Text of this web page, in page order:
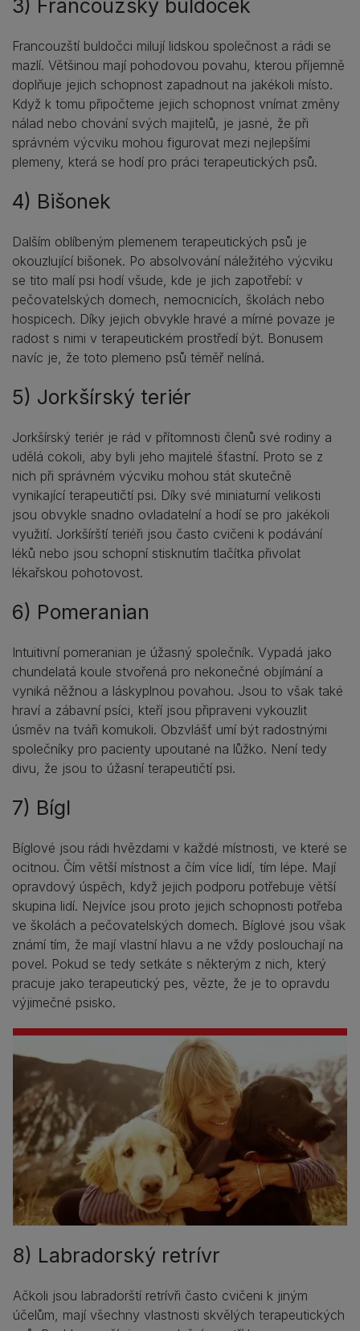
3) Francouzský buldoček
Francouzští buldočci milují lidskou společnost a rádi se
mazlí. Většinou mají pohodovou povahu, kterou příjemně
doplňuje jejich schopnost zapadnout na jakékoli místo.
Když k tomu připočteme jejich schopnost vnímat změny
nálad nebo chování svých majitelů, je jasné, že při
správném výcviku mohou figurovat mezi nejlepšími
plemeny, která se hodí pro práci terapeutických psů.
4) Bišonek
Dalším oblíbeným plemenem terapeutických psů je
okouzlující bišonek. Po absolvování náležitého výcviku
se tito malí psi hodí všude, kde je jich zapotřebí: v
pečovatelských domech, nemocnicích, školách nebo
hospicech. Díky jejich obvykle hravé a mírné povaze je
radost s nimi v terapeutickém prostředí být. Bonusem
navíc je, že toto plemeno psů téměř nelíná.
5) Jorkšírský teriér
Jorkšírský teriér je rád v přítomnosti členů své rodiny a
udělá cokoli, aby byli jeho majitelé šťastní. Proto se z
nich při správném výcviku mohou stát skutečně
vynikající terapeutičtí psi. Díky své miniaturní velikosti
jsou obvykle snadno ovladatelní a hodí se pro jakékoli
využití. Jorkšírští teriéři jsou často cvičeni k podávání
léků nebo jsou schopní stisknutím tlačítka přivolat
lékařskou pohotovost.
6) Pomeranian
Intuitivní pomeranian je úžasný společník. Vypadá jako
chundelatá koule stvořená pro nekonečné objímání a
vyniká něžnou a láskyplnou povahou. Jsou to však také
hraví a zábavní psíci, kteří jsou připraveni vykouzlit
úsměv na tváři komukoli. Obzvlášť umí být radostnými
společníky pro pacienty upoutané na lůžko. Není tedy
divu, že jsou to úžasní terapeutičtí psi.
7) Bígl
Bíglové jsou rádi hvězdami v každé místnosti, ve které se
ocitnou. Čím větší místnost a čím více lidí, tím lépe. Mají
opravdový úspěch, když jejich podporu potřebuje větší
skupina lidí. Nejvíce jsou proto jejich schopnosti potřeba
ve školách a pečovatelských domech. Bíglové jsou však
známí tím, že mají vlastní hlavu a ne vždy poslouchají na
povel. Pokud se tedy setkáte s některým z nich, který
pracuje jako terapeutický pes, vězte, že je to opravdu
výjimečné psisko.
8) Labradorský retrívr
Ačkoli jsou labradorští retrívři často cvičeni k jiným
účelům, mají všechny vlastnosti skvělých terapeutických